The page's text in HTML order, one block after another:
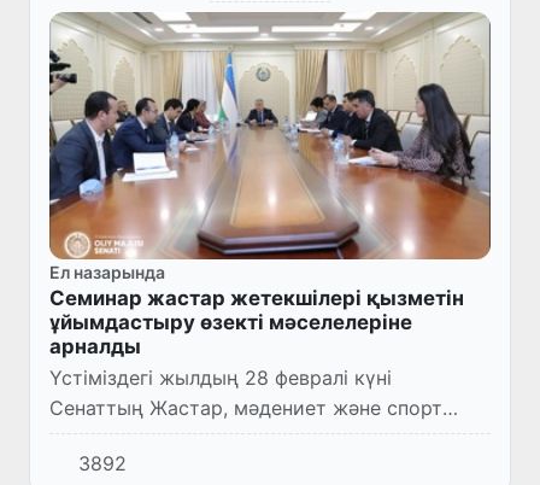
Ел назарында
Семинар жастар жетекшілері қызметін
ұйымдастыру өзекті мәселелеріне
арналды
Үстіміздегі жылдың 28 февралі күні
Сенаттың Жастар, мәдениет және спорт
мәселелері комитетінің ұйымдастыруымен
«Махаллаларда жастармен жұмыс істеу
3892